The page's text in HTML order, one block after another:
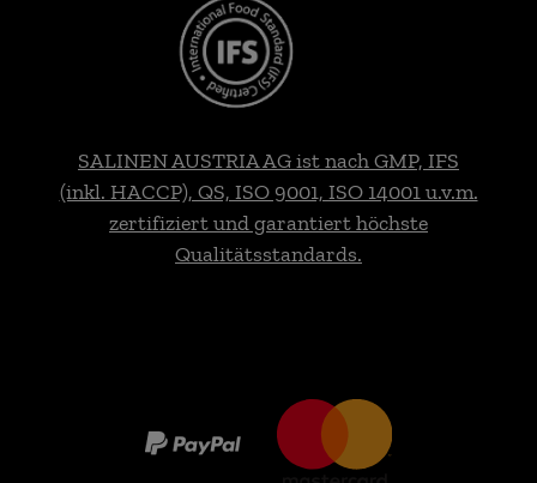
SALINEN AUSTRIA AG ist nach GMP, IFS
(inkl. HACCP), QS, ISO 9001, ISO 14001 u.v.m.
zertifiziert und garantiert höchste
Qualitätsstandards.